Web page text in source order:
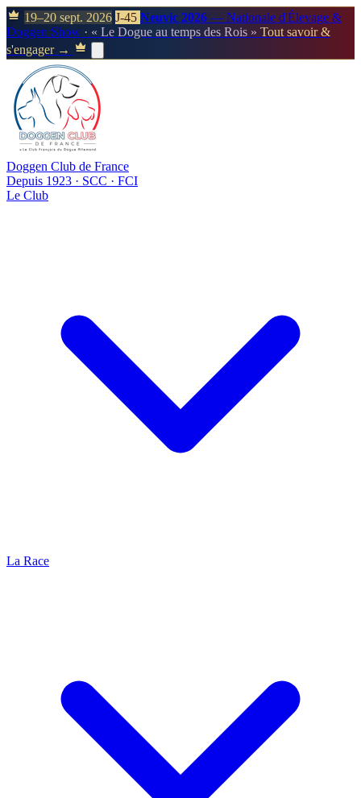
19–20 sept. 2026 J-45 Neuvic 2026 — Nationale d'Élevage &
Doggen Show · « Le Dogue au temps des Rois » Tout savoir &
s'engager →
Doggen Club de France
Depuis 1923 · SCC · FCI
Le Club
La Race